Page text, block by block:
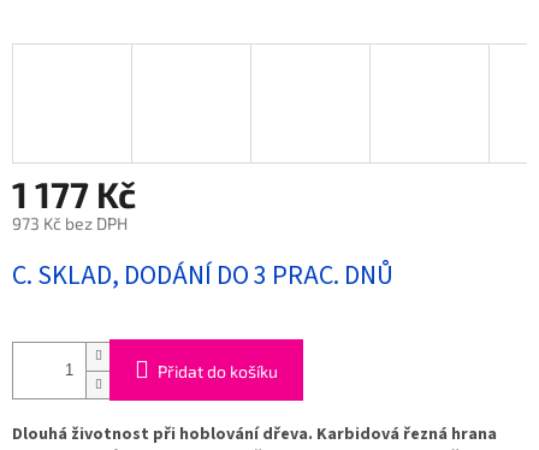
1 177 Kč
973 Kč bez DPH
cena:
C. SKLAD, DODÁNÍ DO 3 PRAC. DNŮ
Přidat do košíku
Dlouhá životnost při hoblování dřeva. Karbidová řezná hrana